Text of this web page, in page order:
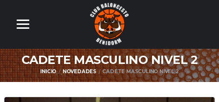
CADETE MASCULINO NIVEL 2
INICIO NOVEDADES CADETE MASCULINO NIVEL 2